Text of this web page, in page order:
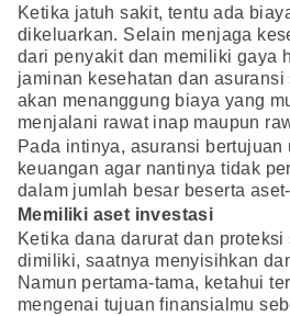
Ketika jatuh sakit, tentu ada
dikeluarkan. Selain menjaga
dari penyakit dan memiliki gaya
jaminan kesehatan dan
akan menanggung biaya yang
menjalani rawat inap maupun
Pada intinya, asuransi bertujuan
keuangan agar nantinya tidak
dalam jumlah besar beserta
Memiliki aset investasi
Ketika dana darurat dan proteksi
dimiliki, saatnya menyisihkan
Namun pertama-tama, ketahui
mengenai tujuan finansialmu